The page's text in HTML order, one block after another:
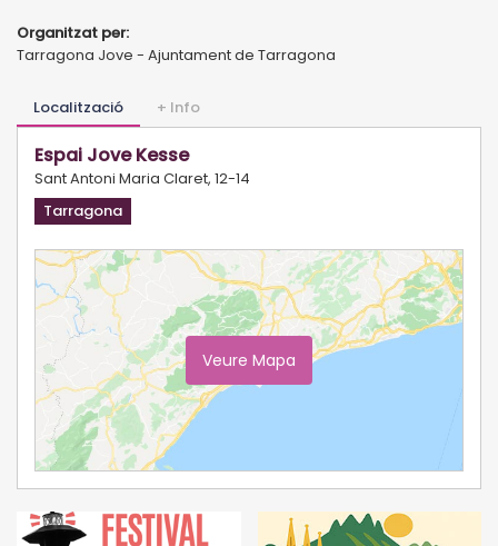
Organitzat per:
Tarragona Jove - Ajuntament de Tarragona
Localització + Info
Espai Jove Kesse
Sant Antoni Maria Claret, 12-14
Tarragona
Veure Mapa